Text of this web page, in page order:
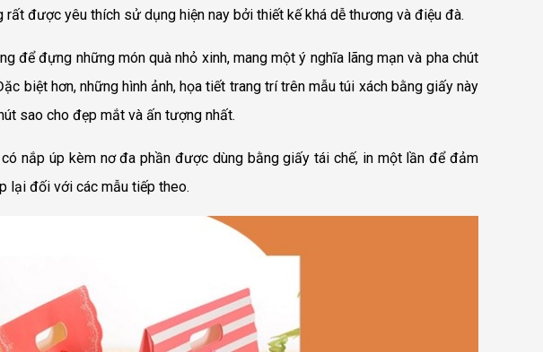
rất được yêu thích sử dụng hiện nay bởi thiết kế khá dễ thương và điệu đà.
để đựng những món quà nhỏ xinh, mang một ý nghĩa lãng mạn và pha chút
biệt hơn, những hình ảnh, họa tiết trang trí trên mẫutúi xách bằng giấynày
sao cho đẹp mắt và ấn tượng nhất.
nắp úp kèm nơ đa phần được dùng bằng giấy tái chế, in một lần để đảm
lại đối với các mẫu tiếp theo.